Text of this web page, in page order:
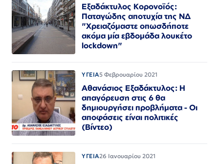
Εξαδάκτυλος Κορονοϊός:
Παταγώδης αποτυχία της ΝΔ
"Χρειαζόμαστε οπωσδήποτε
ακόμα μία εβδομάδα λουκέτο
lockdown"
ΥΓΕΙΑ5 Φεβρουαρίου 2021
Αθανάσιος Εξαδάκτυλος: Η
απαγόρευση στις 6 θα
δημιουργήσει προβλήματα - Οι
αποφάσεις είναι πολιτικές
(Βίντεο)
ΥΓΕΙΑ26 Ιανουαρίου 2021